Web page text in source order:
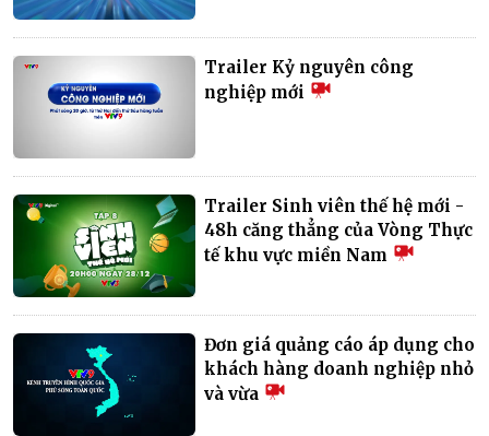
Trailer Kỷ nguyên công
nghiệp mới
Trailer Sinh viên thế hệ mới -
48h căng thẳng của Vòng Thực
tế khu vực miền Nam
Đơn giá quảng cáo áp dụng cho
khách hàng doanh nghiệp nhỏ
và vừa